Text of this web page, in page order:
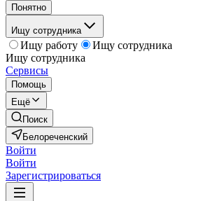
Понятно
Ищу сотрудника
Ищу работу
Ищу сотрудника
Ищу сотрудника
Сервисы
Помощь
Ещё
Поиск
Белореченский
Войти
Войти
Зарегистрироваться